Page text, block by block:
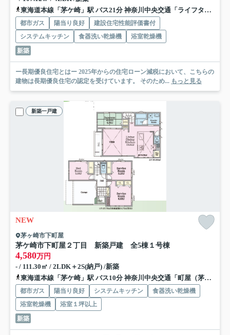
東海道本線「茅ケ崎」駅 バス21分 神奈川中央交通「ライフタウン入口（神奈川県）」 停歩3分
都市ガス 陽当り良好
建設住宅性能評価書付
システムキッチン
食器洗い乾燥機
浴室乾燥機
新築
ー長期優良住宅とはー 2025年からの住宅ローン減税において、こちらの
建物は長期優良住宅の認定を受けています。 そのため... もっと見る
新築一戸建
NEW
茅ヶ崎市下町屋
茅ケ崎市下町屋２丁目 新築戸建 全5棟 １号棟
4,580万円
- / 111.30㎡ / 2LDK＋2S(納戸) /新築
東海道本線「茅ケ崎」駅 バス10分 神奈川中央交通「町屋（茅ヶ崎市）」 停歩5分
都市ガス 陽当り良好 システムキッチン
食器洗い乾燥機
浴室乾燥機
浴室１坪以上
新築